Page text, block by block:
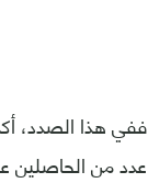
ففي هذا الصدد،